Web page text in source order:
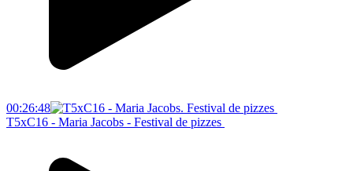
00:26:48
T5xC16 - Maria Jacobs - Festival de pizzes